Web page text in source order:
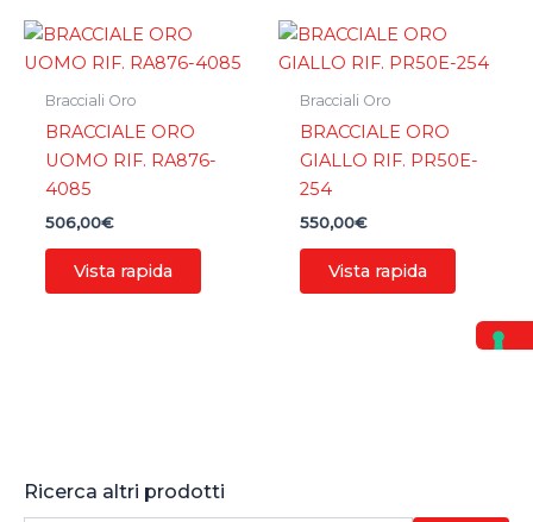
Ricerca altri prodotti
Bracciali Oro
BRACCIALE ORO
UOMO RIF. RA876-
4085
506,00€
Vista rapida
Bracciali Oro
BRACCIALE ORO
GIALLO RIF. PR50E-
254
550,00€
Vista rapida